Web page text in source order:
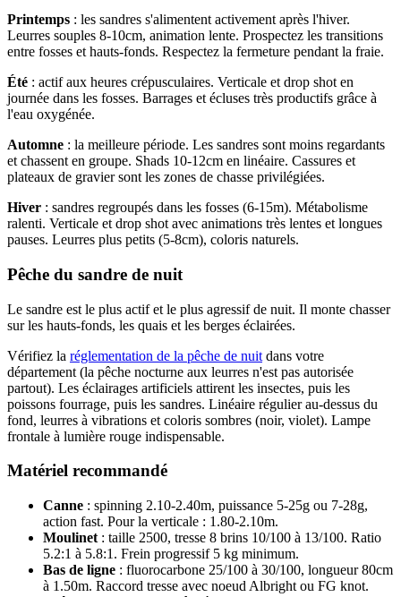
Printemps : les sandres s'alimentent activement après l'hiver.
Leurres souples 8-10cm, animation lente. Prospectez les transitions
entre fosses et hauts-fonds. Respectez la fermeture pendant la fraie.
Été : actif aux heures crépusculaires. Verticale et drop shot en
journée dans les fosses. Barrages et écluses très productifs grâce à
l'eau oxygénée.
Automne : la meilleure période. Les sandres sont moins regardants
et chassent en groupe. Shads 10-12cm en linéaire. Cassures et
plateaux de gravier sont les zones de chasse privilégiées.
Hiver : sandres regroupés dans les fosses (6-15m). Métabolisme
ralenti. Verticale et drop shot avec animations très lentes et longues
pauses. Leurres plus petits (5-8cm), coloris naturels.
Pêche du sandre de nuit
Le sandre est le plus actif et le plus agressif de nuit. Il monte chasser
sur les hauts-fonds, les quais et les berges éclairées.
Vérifiez la réglementation de la pêche de nuit dans votre
département (la pêche nocturne aux leurres n'est pas autorisée
partout). Les éclairages artificiels attirent les insectes, puis les
poissons fourrage, puis les sandres. Linéaire régulier au-dessus du
fond, leurres à vibrations et coloris sombres (noir, violet). Lampe
frontale à lumière rouge indispensable.
Matériel recommandé
Canne : spinning 2.10-2.40m, puissance 5-25g ou 7-28g,
action fast. Pour la verticale : 1.80-2.10m.
Moulinet : taille 2500, tresse 8 brins 10/100 à 13/100. Ratio
5.2:1 à 5.8:1. Frein progressif 5 kg minimum.
Bas de ligne : fluorocarbone 25/100 à 30/100, longueur 80cm
à 1.50m. Raccord tresse avec noeud Albright ou FG knot.